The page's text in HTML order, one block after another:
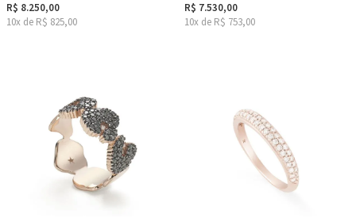
R$ 8.250,00
10x de R$ 825,00
R$ 7.530,00
10x de R$ 753,00